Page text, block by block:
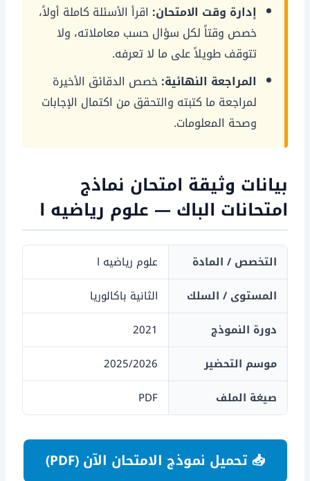
إدارة وقت الامتحان: اقرأ الأسئلة كاملة أولاً،
خصص وقتاً لكل سؤال حسب معاملاته، ولا
تتوقف طويلاً على ما لا تعرفه.
المراجعة النهائية:خصص الدقائق الأخيرة
لمراجعة ما كتبته والتحقق من اكتمال الإجابات
وصحة المعلومات.
بيانات وثيقة امتحان نماذج
امتحانات الباك — علوم رياضيه ا
التخصص / المادة
علوم رياضيه ا
المستوى / السلك
الثانية باكالوريا
دورة النموذج
2021
موسم التحضير
2025/2026
صيغة الملف
PDF
📥 تحميل نموذج الامتحان الآن (PDF)